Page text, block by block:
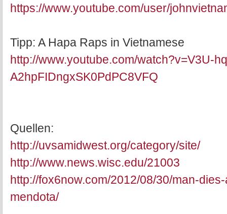
https://www.youtube.com/user/
Tipp: A Hapa Raps in Vietnamese
http://www.youtube.com/watch?v=V3U-
A2hpFIDngxSK0PdPC8VFQ
Quellen:
http://uvsamidwest.org/category/site/
http://www.news.wisc.edu/21003
http://fox6now.com/2012/08/30/man-
mendota/